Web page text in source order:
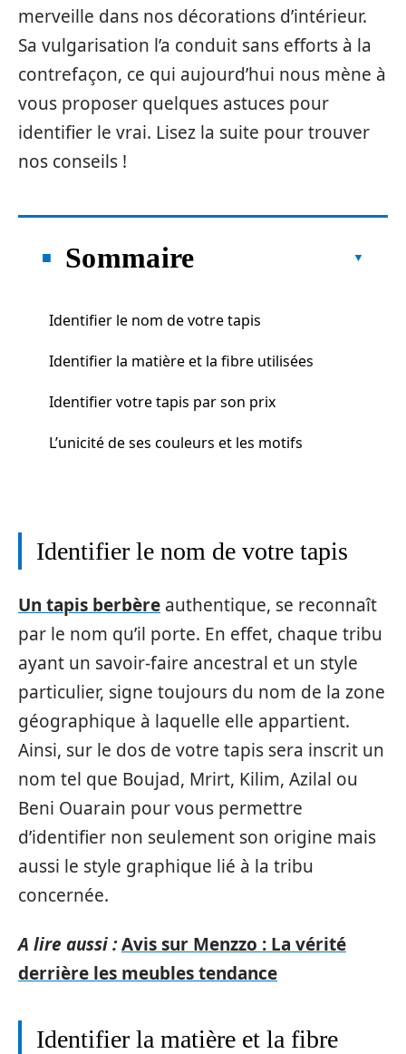
merveille dans nos décorations d’intérieur.
Sa vulgarisation l’a conduit sans efforts à la
contrefaçon, ce qui aujourd’hui nous mène à
vous proposer quelques astuces pour
identifier le vrai. Lisez la suite pour trouver
nos conseils !
Sommaire
Identifier le nom de votre tapis
Identifier la matière et la fibre utilisées
Identifier votre tapis par son prix
L’unicité de ses couleurs et les motifs
Identifier le nom de votre tapis
Un tapis berbère authentique, se reconnaît
par le nom qu’il porte. En effet, chaque tribu
ayant un savoir-faire ancestral et un style
particulier, signe toujours du nom de la zone
géographique à laquelle elle appartient.
Ainsi, sur le dos de votre tapis sera inscrit un
nom tel que Boujad, Mrirt, Kilim, Azilal ou
Beni Ouarain pour vous permettre
d’identifier non seulement son origine mais
aussi le style graphique lié à la tribu
concernée.
A lire aussi :Avis sur Menzzo : La vérité
derrière les meubles tendance
Identifier la matière et la fibre